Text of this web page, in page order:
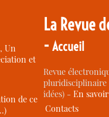
Un
et
de ce
La Revue
-Accueil
Revue
idées) -En
Contacts